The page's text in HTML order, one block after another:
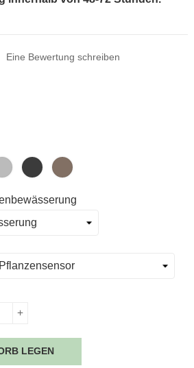
Eine Bewertung schreiben
Grau SchwarzPinienrinde
LEGEN